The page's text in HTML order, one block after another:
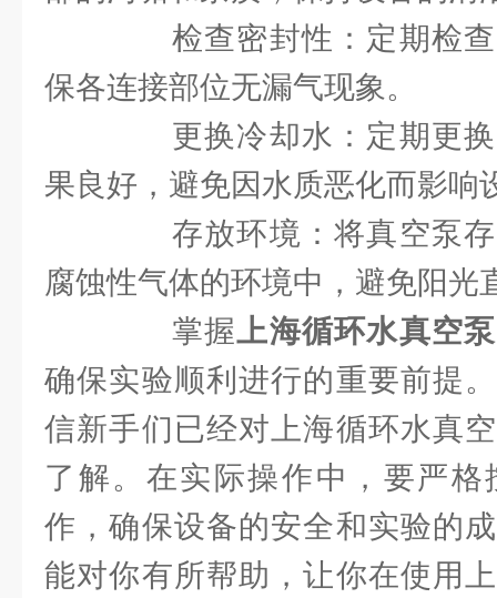
检查密封性：定期检查
保各连接部位无漏气现象。
更换冷却水：定期更换
果良好，避免因水质恶化而影响
存放环境：将真空泵存
腐蚀性气体的环境中，避免阳光
掌握上海循环水真空泵
确保实验顺利进行的重要前提
信新手们已经对上海循环水真
了解。在实际操作中，要严
作，确保设备的安全和实验的
能对你有所帮助，让你在使用